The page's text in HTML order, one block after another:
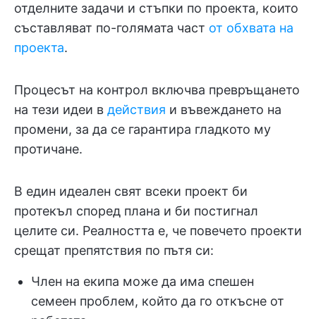
отделните задачи и стъпки по проекта, които
съставляват по-голямата част от обхвата на
проекта.
Процесът на контрол включва превръщането
на тези идеи в действия и въвеждането на
промени, за да се гарантира гладкото му
протичане.
В един идеален свят всеки проект би
протекъл според плана и би постигнал
целите си. Реалността е, че повечето проекти
срещат препятствия по пътя си:
Член на екипа може да има спешен
семеен проблем, който да го откъсне от